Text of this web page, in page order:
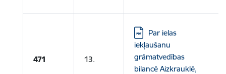
471 13.
Lejupielādēt:
Par ielas
iekļaušanu
grāmatvedības
bilancē Aizkrauklē,